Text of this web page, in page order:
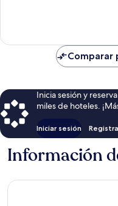
Comparar
Inicia sesión y
miles de hoteles.
Iniciar sesión
Información